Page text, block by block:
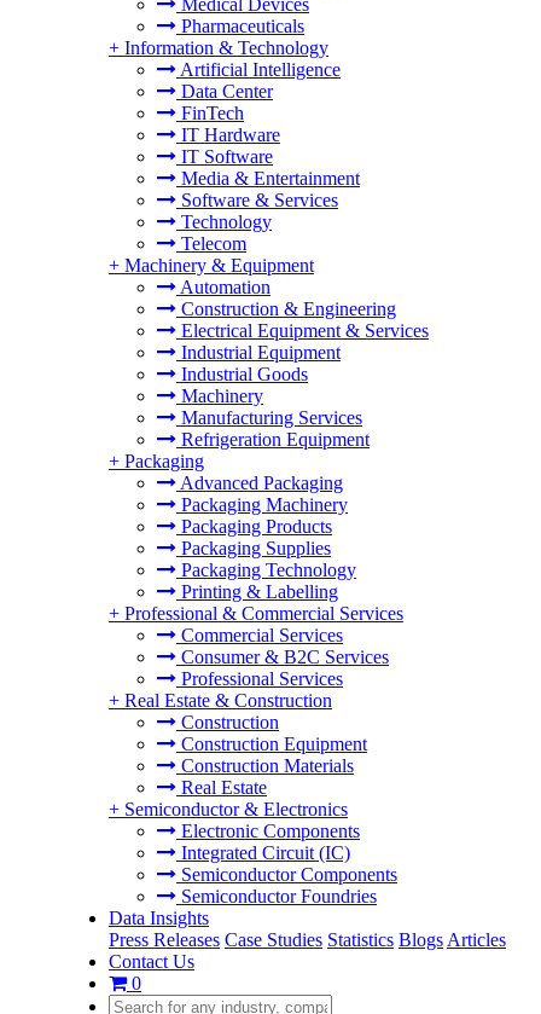
Medical Devices
Pharmaceuticals
+ Information & Technology
Artificial Intelligence
Data Center
FinTech
IT Hardware
IT Software
Media & Entertainment
Software & Services
Technology
Telecom
+ Machinery & Equipment
Automation
Construction & Engineering
Electrical Equipment & Services
Industrial Equipment
Industrial Goods
Machinery
Manufacturing Services
Refrigeration Equipment
+ Packaging
Advanced Packaging
Packaging Machinery
Packaging Products
Packaging Supplies
Packaging Technology
Printing & Labelling
+ Professional & Commercial Services
Commercial Services
Consumer & B2C Services
Professional Services
+ Real Estate & Construction
Construction
Construction Equipment
Construction Materials
Real Estate
+ Semiconductor & Electronics
Electronic Components
Integrated Circuit (IC)
Semiconductor Components
Semiconductor Foundries
Data Insights
Press Releases Case Studies Statistics Blogs Articles
Contact Us
0